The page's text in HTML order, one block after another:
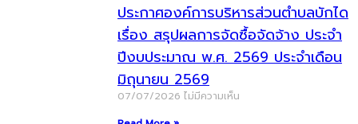
ประกาศองค์การบริหารส่วนตำบลบักได
เรื่อง สรุปผลการจัดซื้อจัดจ้าง ประจำ
ปีงบประมาณ พ.ศ. 2569 ประจำเดือน
มิถุนายน 2569
07/07/2026 ไม่มีความเห็น